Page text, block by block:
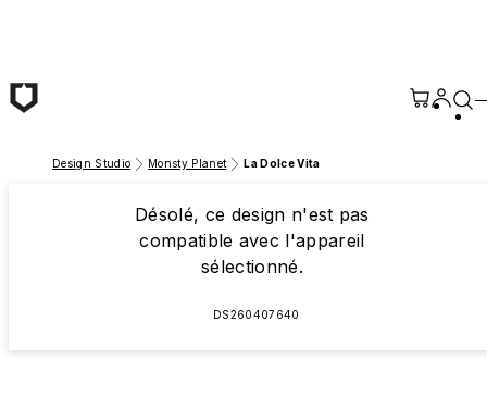
Design Studio Monsty Planet La Dolce Vita
Désolé, ce design n'est pas
compatible avec l'appareil
sélectionné.
DS260407640